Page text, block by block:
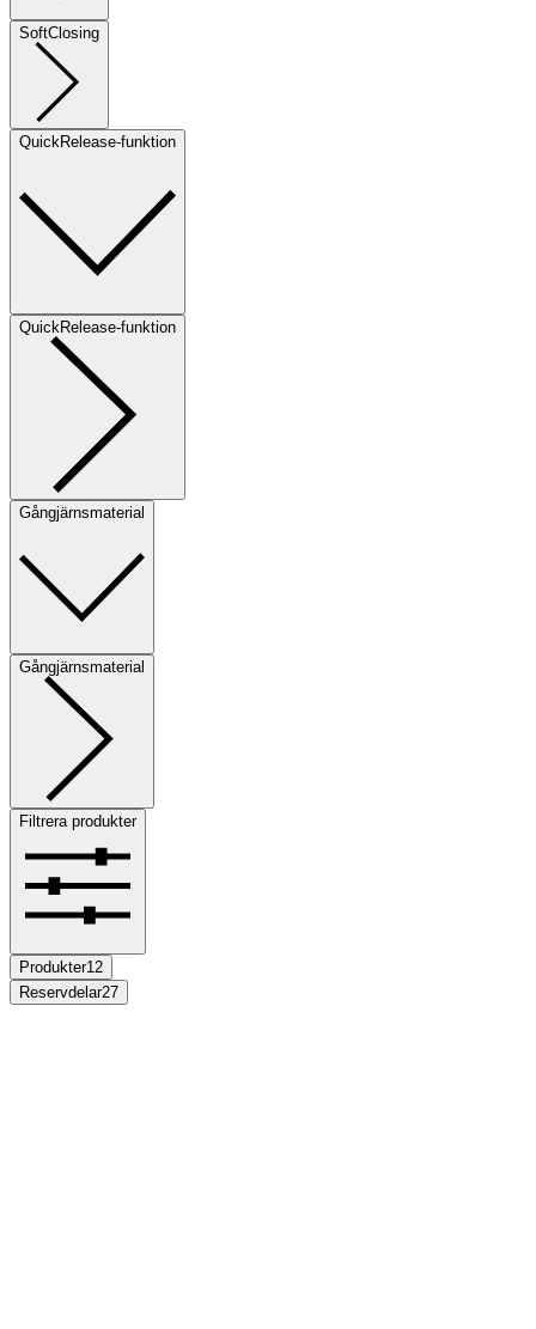
SoftClosing
QuickRelease-funktion
QuickRelease-funktion
Gångjärnsmaterial
Gångjärnsmaterial
Filtrera produkter
Produkter12
Reservdelar27